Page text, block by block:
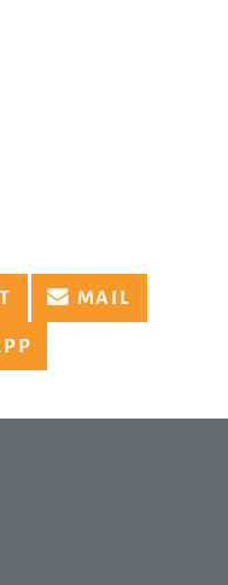
MAIL